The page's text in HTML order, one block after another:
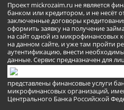
Проект mickrozaim.ru не является
банком или кредитором, и не несёт
заключенные договоры
оформить заявку на получение
на сайт одной из микрофинансовых
на данном сайте, и уже там пройти
аутентификацию, внести
данные. Сервис предназначен для
представлены финансовые услуги
микрофинансовых организаций,
Центрального Банка Российской